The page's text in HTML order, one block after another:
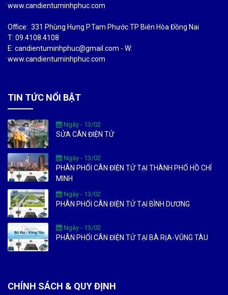
www.candientuminhphuc.com
Office: 331 Phùng Hưng P.Tam Phước TP Biên Hòa Đồng Nai
T: 09.4108.4108
E: candientuminhphuc@gmail.com - W:
www.candientuminhphuc.com
TIN TỨC NỔI BẬT
Ngày - 13/02
SỬA CÂN ĐIỆN TỬ
Ngày - 13/02
PHÂN PHỐI CÂN ĐIỆN TỬ TẠI THÀNH PHỐ HỒ CHÍ
MINH
Ngày - 13/02
PHÂN PHỐI CÂN ĐIỆN TỬ TẠI BÌNH DƯƠNG
Ngày - 13/02
PHÂN PHỐI CÂN ĐIỆN TỬ TẠI BÀ RỊA-VŨNG TÀU
CHÍNH SÁCH & QUY ĐỊNH